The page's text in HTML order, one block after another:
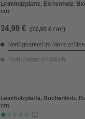
Leimholzplatte, Eichenholz,
cm
34,99 € (72,90 € / m²)
Verfügbarkeit im Markt prüfen
Nicht online erhältlich
Leimholzplatte, Buchenholz,
cm
(1)